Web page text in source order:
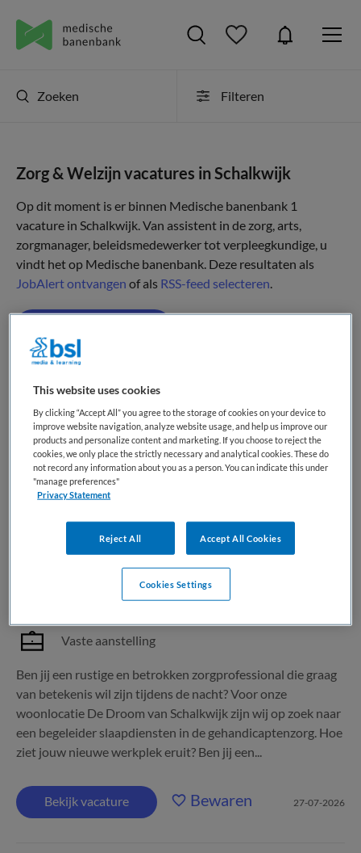
Zoeken Filteren
Zorg & Welzijn vacatures in Schalkwijk
Op dit moment is er binnen Medische banenbank 1
vacature in Schalkwijk. Van assistent in de zorg, arts,
zorgmanager, beleidsmedewerker tot verpleegkundige, u
vindt het op Medische banenbank. Deze resultaten als
JobAlert ontvangen of als RSS-feed selecteren.
1 vacature gevonden
Begeleider Slaapdienst - De Droom
van Schalkwijk
Schalkwijk
Vaste aanstelling
Ben jij een rustige en betrokken zorgprofessional die graag
van betekenis wil zijn tijdens de nacht? Voor onze
woonlocatie De Droom van Schalkwijk zijn wij op zoek naar
een begeleider slaapdiensten in de gehandicaptenzorg. Hoe
ziet jouw nieuwe werkplek eruit? Ben jij een...
Bekijk vacature Bewaren 27-07-2026
This website uses cookies
By clicking “Accept All” you agree to the storage of cookies on your device to
improve website navigation, analyze website usage, and help us improve our
products and personalize content and marketing. If you choose to reject the
cookies, we only place the strictly necessary and analytical cookies. These do
not record any information about you as a person. You can indicate this under
"manage preferences"
Privacy Statement
Reject All Accept All Cookies
Cookies Settings